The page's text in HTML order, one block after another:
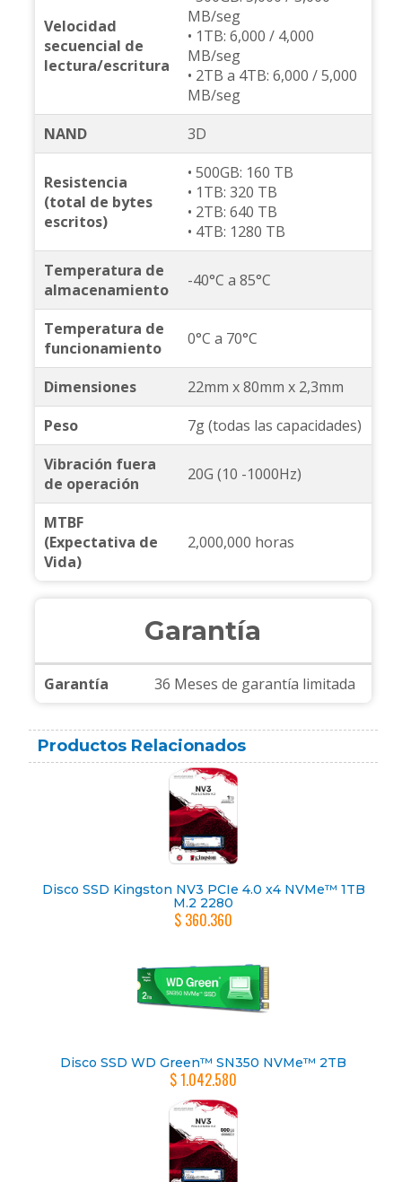
Velocidad
secuencial de
lectura/escritura
MB/seg
• 1TB: 6,000 / 4,000
MB/seg
• 2TB a 4TB: 6,000 / 5,000
MB/seg
NAND
3D
Resistencia
(total de bytes
escritos)
• 500GB: 160 TB
• 1TB: 320 TB
• 2TB: 640 TB
• 4TB: 1280 TB
Temperatura de
almacenamiento
-40°C a 85°C
Temperatura de
funcionamiento
0°C a 70°C
Dimensiones
22mm x 80mm x 2,3mm
Peso
7g (todas las capacidades)
Vibración fuera
de operación
20G (10 -1000Hz)
MTBF
(Expectativa de
Vida)
2,000,000 horas
Garantía
Garantía 36 Meses de garantía limitada
Productos Relacionados
Disco SSD Kingston NV3 PCIe 4.0 x4 NVMe™ 1TB
M.2 2280
$ 360.360
Disco SSD WD Green™ SN350 NVMe™ 2TB
$ 1.042.580